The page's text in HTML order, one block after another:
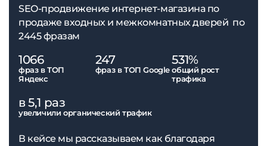
SEO-продвижение интернет-магазина по
продаже входных и межкомнатных дверей по
2445 фразам
1066
фраз в ТОП
Яндекс
247
фраз в ТОП Google
531%
общий рост
трафика
в 5,1 раз
увеличили органический трафик
В кейсе мы рассказываем как благодаря